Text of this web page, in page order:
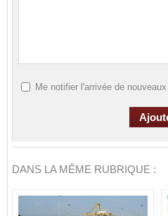
Me notifier l'arrivée de
DANS LA MÊME RUBRIQUE :